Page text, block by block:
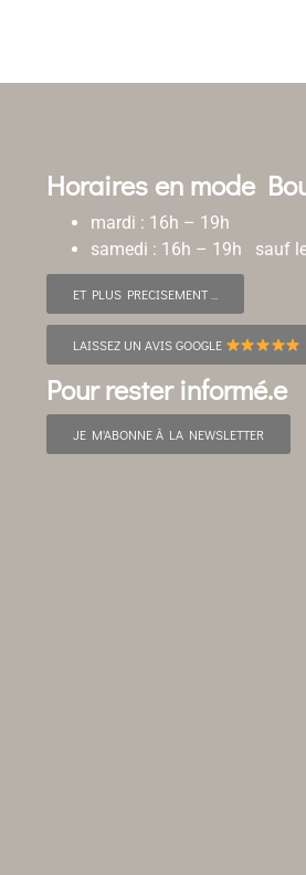
Horaires en mode
mardi : 16h – 19h
samedi : 16h – 19h sauf
ET PLUS PRECISEMENT ...
LAISSEZ UN AVIS GOOGLE
Pour rester informé.e
JE M'ABONNE À LA NEWSLETTER